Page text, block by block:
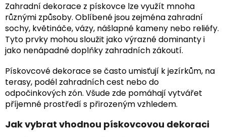
Zahradní dekorace z pískovce lze využít mnoha
různými způsoby. Oblíbené jsou zejména zahradní
sochy, květináče, vázy, nášlapné kameny nebo reliéfy.
Tyto prvky mohou sloužit jako výrazné dominanty i
jako nenápadné doplňky zahradních zákoutí.
Pískovcové dekorace se často umisťují k jezírkům, na
terasy, podél zahradních cest nebo do
odpočinkových zón. Všude zde pomáhají vytvářet
příjemné prostředí s přirozeným vzhledem.
Jak vybrat vhodnou pískovcovou dekoraci